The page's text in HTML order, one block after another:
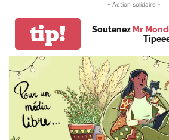
- Action solidaire -
tip! Soutenez Mr